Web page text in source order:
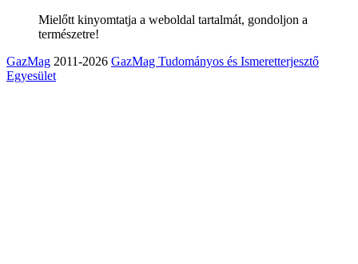
Mielőtt kinyomtatja a weboldal tartalmát, gondoljon a
természetre!
GazMag 2011-2026 GazMag Tudományos és Ismeretterjesztő
Egyesület